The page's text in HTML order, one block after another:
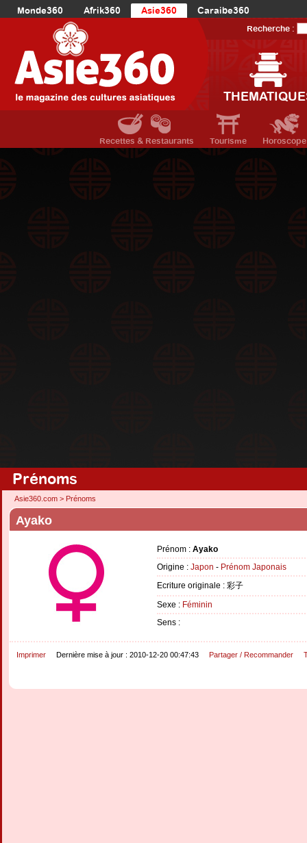
Monde360 Afrik360 Asie360
Caraibe360
Europe360
AmériqueDuNord360
Océanie360
Recherche :
Recettes & Restaurants Tourisme Horoscope
Prénoms
Asie360.com > Prénoms
Ayako
Prénom : Ayako
Origine : Japon - Prénom Japonais
Ecriture originale : 彩子
Sexe : Féminin
Sens :
Imprimer Dernière mise à jour : 2010-12-20 00:47:43 Partager / Recommander